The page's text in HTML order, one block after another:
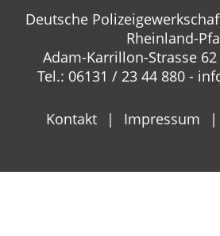
Deutsche
Rheinland-
Adam-Karrillon-Strasse
Tel.: 06131 / 23 44 880 -
Kontakt Impressum